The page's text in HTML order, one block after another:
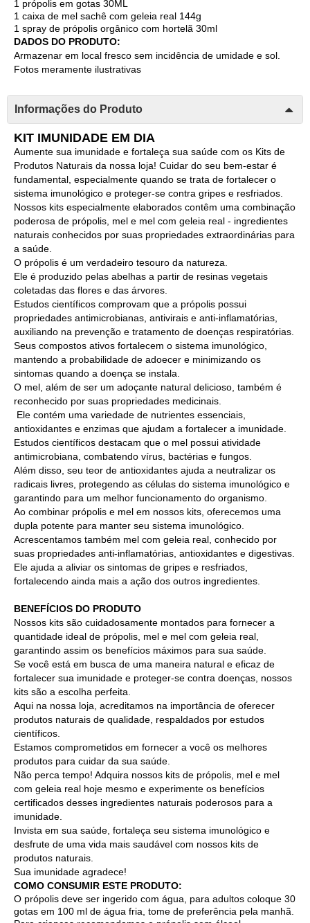
1 própolis em gotas 30ML
1 caixa de mel sachê com geleia real 144g
1 spray de própolis orgânico com hortelã 30ml
DADOS DO PRODUTO:
Armazenar em local fresco sem incidência de umidade e sol.
Fotos meramente ilustrativas
Informações do Produto
KIT IMUNIDADE EM DIA
Aumente sua imunidade e fortaleça sua saúde com os Kits de
Produtos Naturais da nossa loja! Cuidar do seu bem-estar é
fundamental, especialmente quando se trata de fortalecer o
sistema imunológico e proteger-se contra gripes e resfriados.
Nossos kits especialmente elaborados contêm uma combinação
poderosa de própolis, mel e mel com geleia real - ingredientes
naturais conhecidos por suas propriedades extraordinárias para
a saúde.
O própolis é um verdadeiro tesouro da natureza.
Ele é produzido pelas abelhas a partir de resinas vegetais
coletadas das flores e das árvores.
Estudos científicos comprovam que a própolis possui
propriedades antimicrobianas, antivirais e anti-inflamatórias,
auxiliando na prevenção e tratamento de doenças respiratórias.
Seus compostos ativos fortalecem o sistema imunológico,
mantendo a probabilidade de adoecer e minimizando os
sintomas quando a doença se instala.
O mel, além de ser um adoçante natural delicioso, também é
reconhecido por suas propriedades medicinais.
Ele contém uma variedade de nutrientes essenciais,
antioxidantes e enzimas que ajudam a fortalecer a imunidade.
Estudos científicos destacam que o mel possui atividade
antimicrobiana, combatendo vírus, bactérias e fungos.
Além disso, seu teor de antioxidantes ajuda a neutralizar os
radicais livres, protegendo as células do sistema imunológico e
garantindo para um melhor funcionamento do organismo.
Ao combinar própolis e mel em nossos kits, oferecemos uma
dupla potente para manter seu sistema imunológico.
Acrescentamos também mel com geleia real, conhecido por
suas propriedades anti-inflamatórias, antioxidantes e digestivas.
Ele ajuda a aliviar os sintomas de gripes e resfriados,
fortalecendo ainda mais a ação dos outros ingredientes.
BENEFÍCIOS DO PRODUTO
Nossos kits são cuidadosamente montados para fornecer a
quantidade ideal de própolis, mel e mel com geleia real,
garantindo assim os benefícios máximos para sua saúde.
Se você está em busca de uma maneira natural e eficaz de
fortalecer sua imunidade e proteger-se contra doenças, nossos
kits são a escolha perfeita.
Aqui na nossa loja, acreditamos na importância de oferecer
produtos naturais de qualidade, respaldados por estudos
científicos.
Estamos comprometidos em fornecer a você os melhores
produtos para cuidar da sua saúde.
Não perca tempo! Adquira nossos kits de própolis, mel e mel
com geleia real hoje mesmo e experimente os benefícios
certificados desses ingredientes naturais poderosos para a
imunidade.
Invista em sua saúde, fortaleça seu sistema imunológico e
desfrute de uma vida mais saudável com nossos kits de
produtos naturais.
Sua imunidade agradece!
COMO CONSUMIR ESTE PRODUTO:
O própolis deve ser ingerido com água, para adultos coloque 30
gotas em 100 ml de água fria, tome de preferência pela manhã.